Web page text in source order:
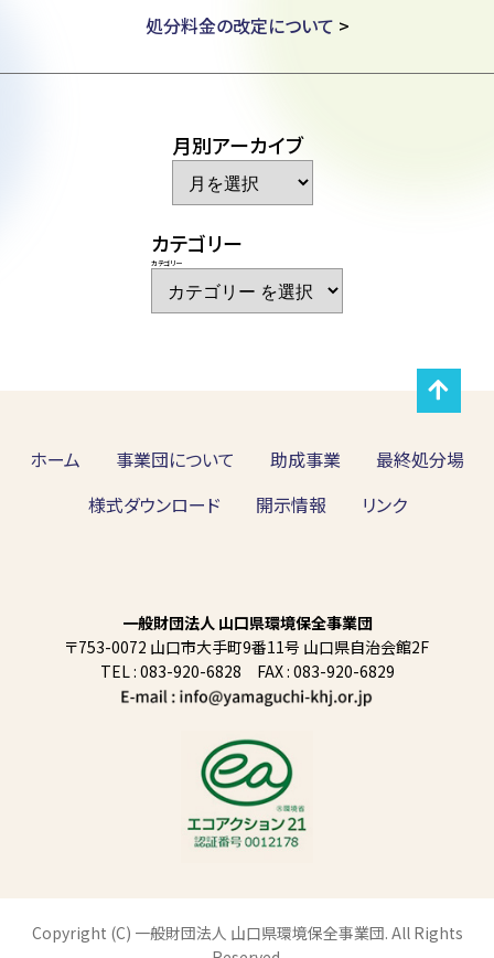
処分料金の改定について >
月別アーカイブ
ア
ブ
カテゴリー
カテゴリー
ホーム 事業団について 助成事業
最終処分場
様式ダウンロード
開示情報 リンク
一般財団法人 山口県環境保全事業団
〒753-0072 山口市大手町9番11号 山口県自治会館2F
TEL : 083-920-6828 FAX : 083-920-6829
Copyright (C) 一般財団法人 山口県環境保全事業団. All Rights